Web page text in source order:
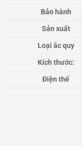
Bảo hành
Sản xuất
Loại ắc quy
Kích thước:
Điện thế